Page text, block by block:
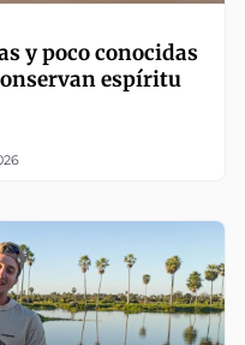
y poco conocidas
espíritu